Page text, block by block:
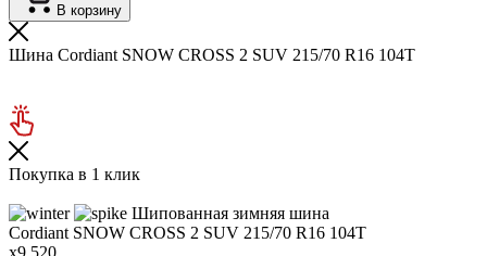
В корзину
Шина Cordiant SNOW CROSS 2 SUV 215/70 R16 104T
Покупка в 1 клик
Шипованная зимняя шина
Cordiant SNOW CROSS 2 SUV 215/70 R16 104T
x9 520